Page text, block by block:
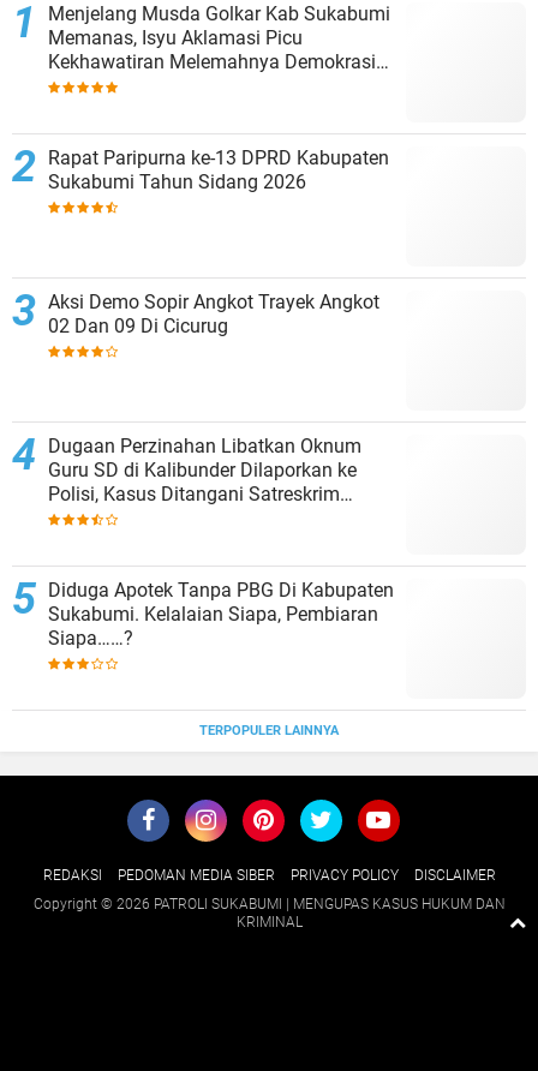
Menjelang Musda Golkar Kab Sukabumi
Memanas, Isyu Aklamasi Picu
Kekhawatiran Melemahnya Demokrasi
Internal
Rapat Paripurna ke-13 DPRD Kabupaten
Sukabumi Tahun Sidang 2026
Aksi Demo Sopir Angkot Trayek Angkot
02 Dan 09 Di Cicurug
Dugaan Perzinahan Libatkan Oknum
Guru SD di Kalibunder Dilaporkan ke
Polisi, Kasus Ditangani Satreskrim
Polres Sukabumi
Diduga Apotek Tanpa PBG Di Kabupaten
Sukabumi. Kelalaian Siapa, Pembiaran
Siapa……?
TERPOPULER LAINNYA
REDAKSI PEDOMAN MEDIA SIBER PRIVACY POLICY
DISCLAIMER
Copyright © 2026 PATROLI SUKABUMI | MENGUPAS KASUS HUKUM DAN
KRIMINAL